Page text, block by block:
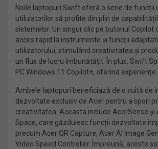
Noile laptopuri Swift oferă o serie de funcții
utilizatorilor să profite din plin de
sistemelor. Un singur clic pe butonul Copilot
acces rapid la instrumente și funcții
utilizatorului, stimulând creativitatea și
un flux de lucru îmbunătățit. În plus, Swift
PC Windows 11 Copilot+, oferind experiențe
Ambele laptopuri beneficiază de o suită de
dezvoltate exclusiv de Acer pentru a spori
creativitatea. Aceasta include AcerSense și
Space, care găzduiesc funcții dezvoltate
precum Acer QR Capture, Acer AI Image
Video Speed Controller. Împreună, aceste